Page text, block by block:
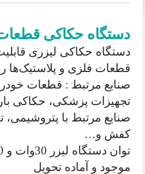
دستگاه حکاکی
دستگاه حکاکی لیزری
قطعات فلزی و پلاستیک‌ها
صنایع مرتبط : قطعات
تجهیزات پزشکی، حکاکی
صنایع مرتبط با
کفش و…
توان دستگاه لیزر 30وات و 50وات
موجود و آماده تحویل